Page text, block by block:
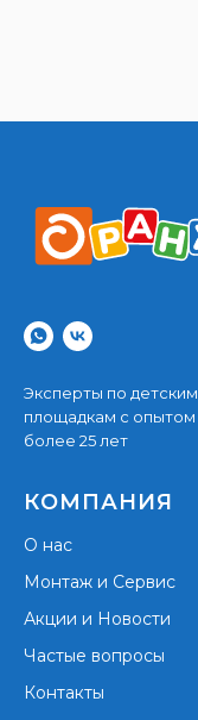
Эксперты по детским
площадкам с опытом
более 25 лет
КОМПАНИЯ
О нас
Монтаж и Сервис
Акции и Новости
Частые вопросы
Контакты